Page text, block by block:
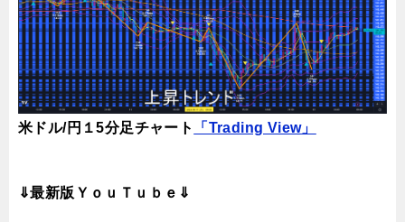
米ドル/円１5分足チャート 「Trading View」
⇓最新版ＹｏｕＴｕｂｅ⇓